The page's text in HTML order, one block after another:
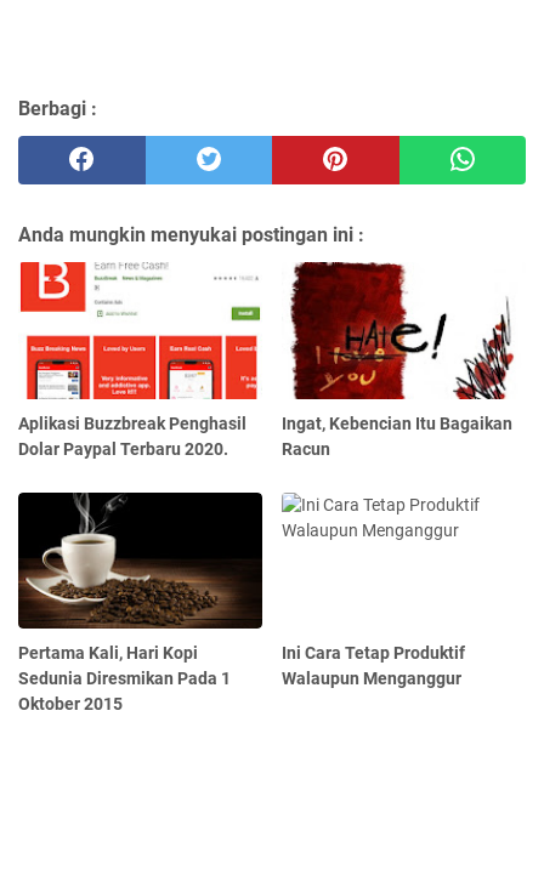
Berbagi :
Anda mungkin menyukai postingan ini :
Aplikasi Buzzbreak Penghasil
Dolar Paypal Terbaru 2020.
Ingat, Kebencian Itu Bagaikan
Racun
Pertama Kali, Hari Kopi
Sedunia Diresmikan Pada 1
Oktober 2015
Ini Cara Tetap Produktif
Walaupun Menganggur